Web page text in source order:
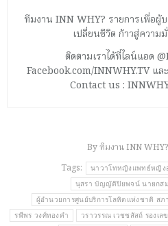
ทีมงาน INN WHY? รายการเพื่อผู้
เปลี่ยนชีวิต ก้าวสู่ควา
ติดตามเราได้ที่ไลน์แอด
Facebook.com/INNWHY.TV
Contact us :
Byทีมงาน INN WHY?
Tags:
นาวาโทหญิงแพทย์หญิง
นุสรา บัญญัติปิยพจน์ นายกส
ผู้อำนวยการศูนย์บริการโลหิตแห่งชาติ สภ
รพีพร วงศ์ทองคำ วราวรรณ เวชชสัสถ์ รองเล